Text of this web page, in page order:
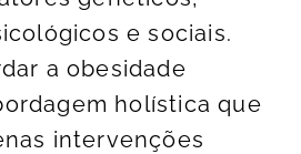
e sociais.
a obesidade
holística que
intervenções